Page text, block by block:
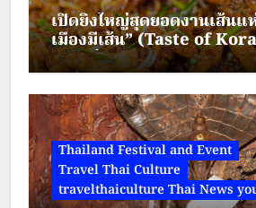
เปิดยิ่งใหญ่สุดยอดงานเส้นแ
เมืองมีเส้น” (Taste of
ลักษณ์วัฒนธรรมอาหาร เมือ
ดัง-ขนมจีนแซ่บ” พบกัน 7-
จัดกิจกรรม ชั้น 1
Thailand Festival and Event
Travel Thai Culture
travelthaiculture Thai News